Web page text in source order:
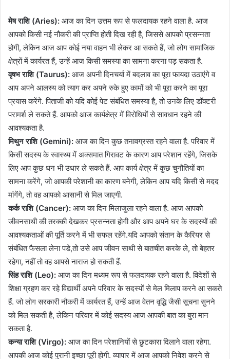
मेष राशि (Aries): आज का दिन उत्तम रूप से फलदायक रहने वाला है. आज
आपको किसी नई नौकरी की प्राप्ति होती दिख रही है, जिससे आपको प्रसन्नता
होगी, लेकिन आज आप कोई नया वाहन भी लेकर आ सकते हैं, जो लोग सामाजिक
क्षेत्रों में कार्यरत हैं, उन्हें आज किसी समस्या का सामना करना पड़ सकता है.
वृषभ राशि (Taurus): आज अपनी दिनचर्या में बदलाव का पूरा फायदा उठाएंगे व
आप अपने आलस्य को त्याग कर अपने रुके हुए कामों को भी पूरा करने का पूरा
प्रयास करेंगे. पिताजी को यदि कोई पेट संबंधित समस्या है, तो उनके लिए डॉक्टरी
परामर्श ले सकते हैं. आपको आज कार्यक्षेत्र में विरोधियों से सावधान रहने की
आवश्यकता है.
मिथुन राशि (Gemini): आज का दिन कुछ तनावग्रस्त रहने वाला है. परिवार में
किसी सदस्य के स्वास्थ्य में अक्समात गिरावट के कारण आप परेशान रहेंगे, जिसके
लिए आप कुछ धन भी उधार ले सकते हैं. आप कार्य क्षेत्र में कुछ चुनौतियों का
सामना करेंगे, जो आपकी परेशानी का कारण बनेगी, लेकिन आप यदि किसी से मदद
मांगेंगे, तो वह आपको आसानी से मिल जाएगी.
कर्क राशि (Cancer): आज का दिन मिलाजुला रहने वाला है. आज आपको
जीवनसाथी की तरक्की देखकर प्रसन्नता होगी और आप अपने घर के सदस्यों की
आवश्यकताओं की पूर्ति करने में भी सफल रहेंगे.यदि आपको संतान के कैरियर से
संबंधित फैसला लेना पडे,तो उसे आप जीवन साथी से बातचीत करके ले, तो बेहतर
रहेगा, नहीं तो वह आपसे नाराज हो सकती हैं.
सिंह राशि (Leo): आज का दिन मध्यम रूप से फलदायक रहने वाला है. विदेशों से
शिक्षा ग्रहण कर रहे विद्यार्थी अपने परिवार के सदस्यों से मेल मिलाप करने आ सकते
हैं. जो लोग सरकारी नौकरी में कार्यरत हैं, उन्हें आज वेतन वृद्धि जैसी सूचना सुनने
को मिल सकती है, लेकिन परिवार में कोई सदस्य आज आपकी बात का बुरा मान
सकता है.
कन्या राशि (Virgo): आज का दिन परेशानियों से छुटकारा दिलाने वाला रहेगा.
आपकी आज कोई पुरानी इच्छा पूरी होगी. व्यापार में आज आपको निवेश करने से